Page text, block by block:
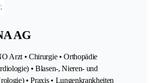
AG
Arzt • Chirurgie • Orthopädie
• Blasen-, Nieren- und
• Praxis • Lungenkrankheiten